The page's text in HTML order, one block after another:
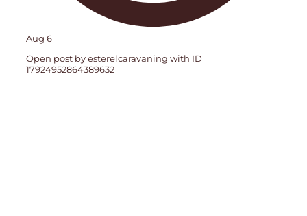
Aug 6
Open post by esterelcaravaning with ID
17924952864389632